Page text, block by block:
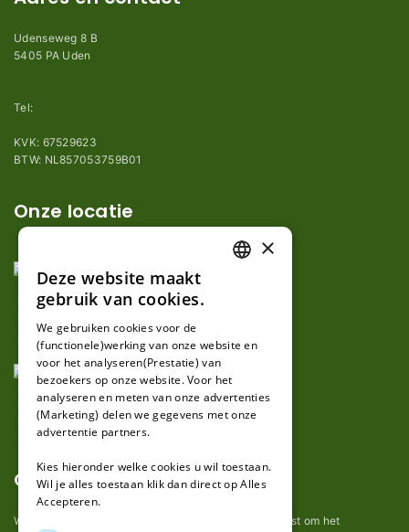
Udenseweg 8 B
5405 PA Uden
Tel:
KVK: 67529623
BTW: NL857053759B01
Onze locatie
Over ons
Wij van robotmaaier-mesjes.be doen ons uiterste best om het
GERMAN
×
Deze website maakt
gebruik van cookies.
We gebruiken cookies voor de
(functionele)werking van onze website en
voor het analyseren(Prestatie) van
bezoekers op onze website. Voor het
analyseren en meten van onze advertenties
(Marketing) delen we gegevens met onze
advertentie partners.
Kies hieronder welke cookies u wil toestaan.
Wil je alles toestaan klik dan direct op Alles
Accepteren.